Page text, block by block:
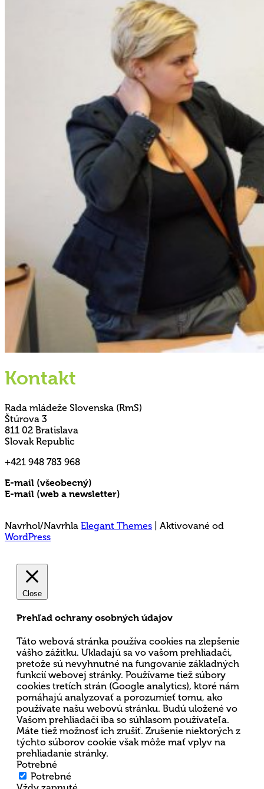
Kontakt
Rada mládeže Slovenska (RmS)
Štúrova 3
811 02 Bratislava
Slovak Republic
+421 948 783 968
E-mail (všeobecný)
E-mail (web a newsletter)
Navrhol/Navrhla Elegant Themes | Aktivované od
WordPress
Close
Prehľad ochrany osobných údajov
Táto webová stránka používa cookies na zlepšenie
vášho zážitku. Ukladajú sa vo vašom prehliadači,
pretože sú nevyhnutné na fungovanie základných
funkcií webovej stránky. Používame tiež súbory
cookies tretích strán (Google analytics), ktoré nám
pomáhajú analyzovať a porozumieť tomu, ako
používate našu webovú stránku. Budú uložené vo
Vašom prehliadači iba so súhlasom používateľa.
Máte tiež možnosť ich zrušiť. Zrušenie niektorých z
týchto súborov cookie však môže mať vplyv na
prehliadanie stránky.
Potrebné
Potrebné